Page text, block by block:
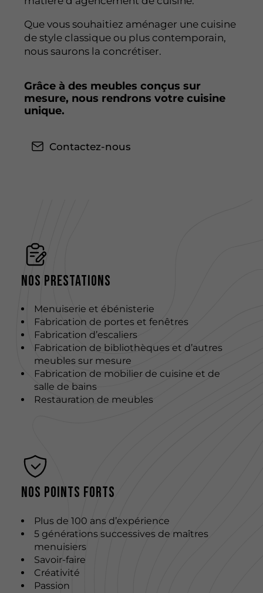
Que vous souhaitiez aménager une cuisine
de style classique ou plus contemporain,
nous saurons la concrétiser.
Grâce à des meubles conçus sur
mesure, nous rendrons votre cuisine
unique.
Contactez-nous
Nos prestations
Menuiserie et ébénisterie
Fabrication de portes et fenêtres
Fabrication d’escaliers
Fabrication de bibliothèques et d’autres
meubles sur mesure
Fabrication de mobilier de cuisine et de
salle de bains
Restauration de meubles
Nos points forts
Plus de 100 ans d’expérience
5 générations successives de maîtres
menuisiers
Savoir-faire
Créativité
Passion